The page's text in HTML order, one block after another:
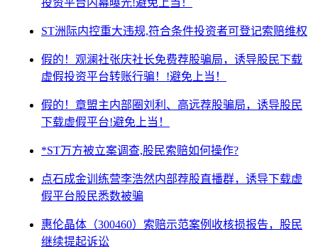
投资平台内幕曝光!避免上当！
ST洲际内控重大违规,符合条件投资者可登记索赔维权
假的！观澜社张庆社长免费荐股骗局，诱导股民下载
虚假投资平台转账行骗！!避免上当！
假的！章盟主内部圈刘利、高远荐股骗局，诱导股民
下载虚假平台!避免上当！
*ST万方被立案调查,股民索赔如何操作?
点石成金训练营李浩然内部荐股直播群，诱导下载虚
假平台股民悉数被骗
惠伦晶体（300460）索赔示范案例收核损报告，股民
继续提起诉讼